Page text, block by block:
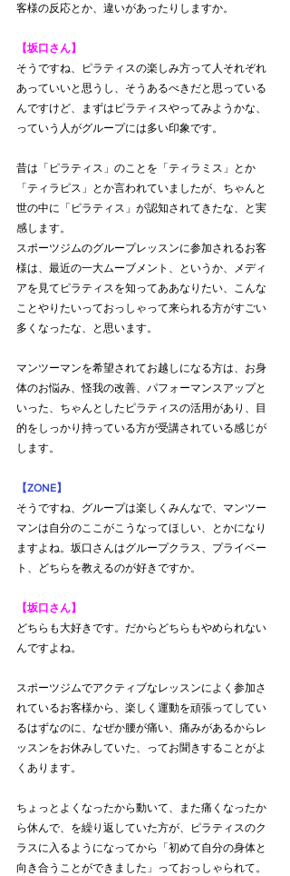
客様の反応とか、違いがあったりしますか。
【坂口さん】
そうですね、ピラティスの楽しみ方って人それぞれ
あっていいと思うし、そうあるべきだと思っている
んですけど、まずはピラティスやってみようかな、
っていう人がグループには多い印象です。
昔は「ピラティス」のことを「ティラミス」とか
「ティラピス」とか言われていましたが、ちゃんと
世の中に「ピラティス」が認知されてきたな、と実
感します。
スポーツジムのグループレッスンに参加されるお客
様は、最近の一大ムーブメント、というか、メディ
アを見てピラティスを知ってああなりたい、こんな
ことやりたいっておっしゃって来られる方がすごい
多くなったな、と思います。
マンツーマンを希望されてお越しになる方は、お身
体のお悩み、怪我の改善、パフォーマンスアップと
いった、ちゃんとしたピラティスの活用があり、目
的をしっかり持っている方が受講されている感じが
します。
【ZONE】
そうですね、グループは楽しくみんなで、マンツー
マンは自分のここがこうなってほしい、とかになり
ますよね。坂口さんはグループクラス、プライベー
ト、どちらを教えるのが好きですか。
【坂口さん】
どちらも大好きです。だからどちらもやめられない
んですよね。
スポーツジムでアクティブなレッスンによく参加さ
れているお客様から、楽しく運動を頑張ってしてい
るはずなのに、なぜか腰が痛い、痛みがあるからレ
ッスンをお休みしていた、ってお聞きすることがよ
くあります。
ちょっとよくなったから動いて、また痛くなったか
ら休んで、を繰り返していた方が、ピラティスのク
ラスに入るようになってから「初めて自分の身体と
向き合うことができました」っておっしゃられて。